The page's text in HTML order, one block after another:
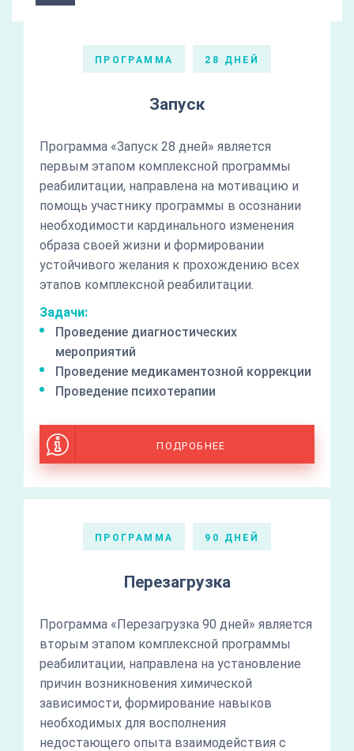
ПРОГРАММА 28 ДНЕЙ
Запуск
Программа «Запуск 28 дней» является
первым этапом комплексной программы
реабилитации, направлена на мотивацию и
помощь участнику программы в осознании
необходимости кардинального изменения
образа своей жизни и формировании
устойчивого желания к прохождению всех
этапов комплексной реабилитации.
Задачи:
Проведение диагностических
мероприятий
Проведение медикаментозной коррекции
Проведение психотерапии
ПОДРОБНЕЕ
ПРОГРАММА 90 ДНЕЙ
Перезагрузка
Программа «Перезагрузка 90 дней» является
вторым этапом комплексной программы
реабилитации, направлена на установление
причин возникновения химической
зависимости, формирование навыков
необходимых для восполнения
недостающего опыта взаимодействия с